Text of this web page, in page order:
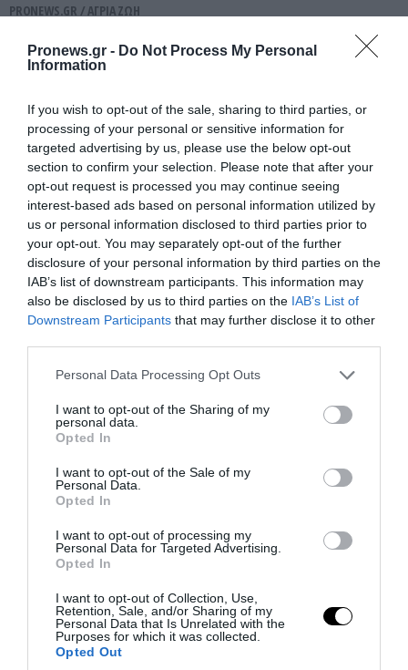
Pronews.gr - Do Not Process My Personal
Information
If you wish to opt-out of the sale, sharing to third parties, or
processing of your personal or sensitive information for
targeted advertising by us, please use the below opt-out
section to confirm your selection. Please note that after your
opt-out request is processed you may continue seeing
interest-based ads based on personal information utilized by
us or personal information disclosed to third parties prior to
your opt-out. You may separately opt-out of the further
disclosure of your personal information by third parties on the
IAB’s list of downstream participants. This information may
also be disclosed by us to third parties on the IAB’s List of
Downstream Participants that may further disclose it to other
Please note that this website/app uses one or more Google
not limited to your visit or usage behaviour. You may click to
grant or deny consent to Google and its third-party tags to
use your data for below specified purposes in below Google
consent section.
Personal Data Processing Opt Outs
I want to opt-out of the Sharing of my
personal data.
Opted In
I want to opt-out of the Sale of my
Personal Data.
Opted In
I want to opt-out of processing my
Personal Data for Targeted Advertising.
Opted In
I want to opt-out of Collection, Use,
Retention, Sale, and/or Sharing of my
Personal Data that Is Unrelated with the
Purposes for which it was collected.
Opted Out
PRONEWS.GR / ΑΓΡΙΑ ΖΩΗ
Τρίκαλα: Aλεπού «πιάστηκε» να κάνει
«βόλτες» στο κέντρο της πόλης (βίντεο)
04.08.2026 | 08:30
PRONEWS.GR / ΑΓΡΙΑ ΖΩΗ
«Κροκοδείλια δάκρυα»: Από πού
προέρχεται η γνωστή έκφραση και τι
ισχύει πραγματικά
03.08.2026 | 20:38